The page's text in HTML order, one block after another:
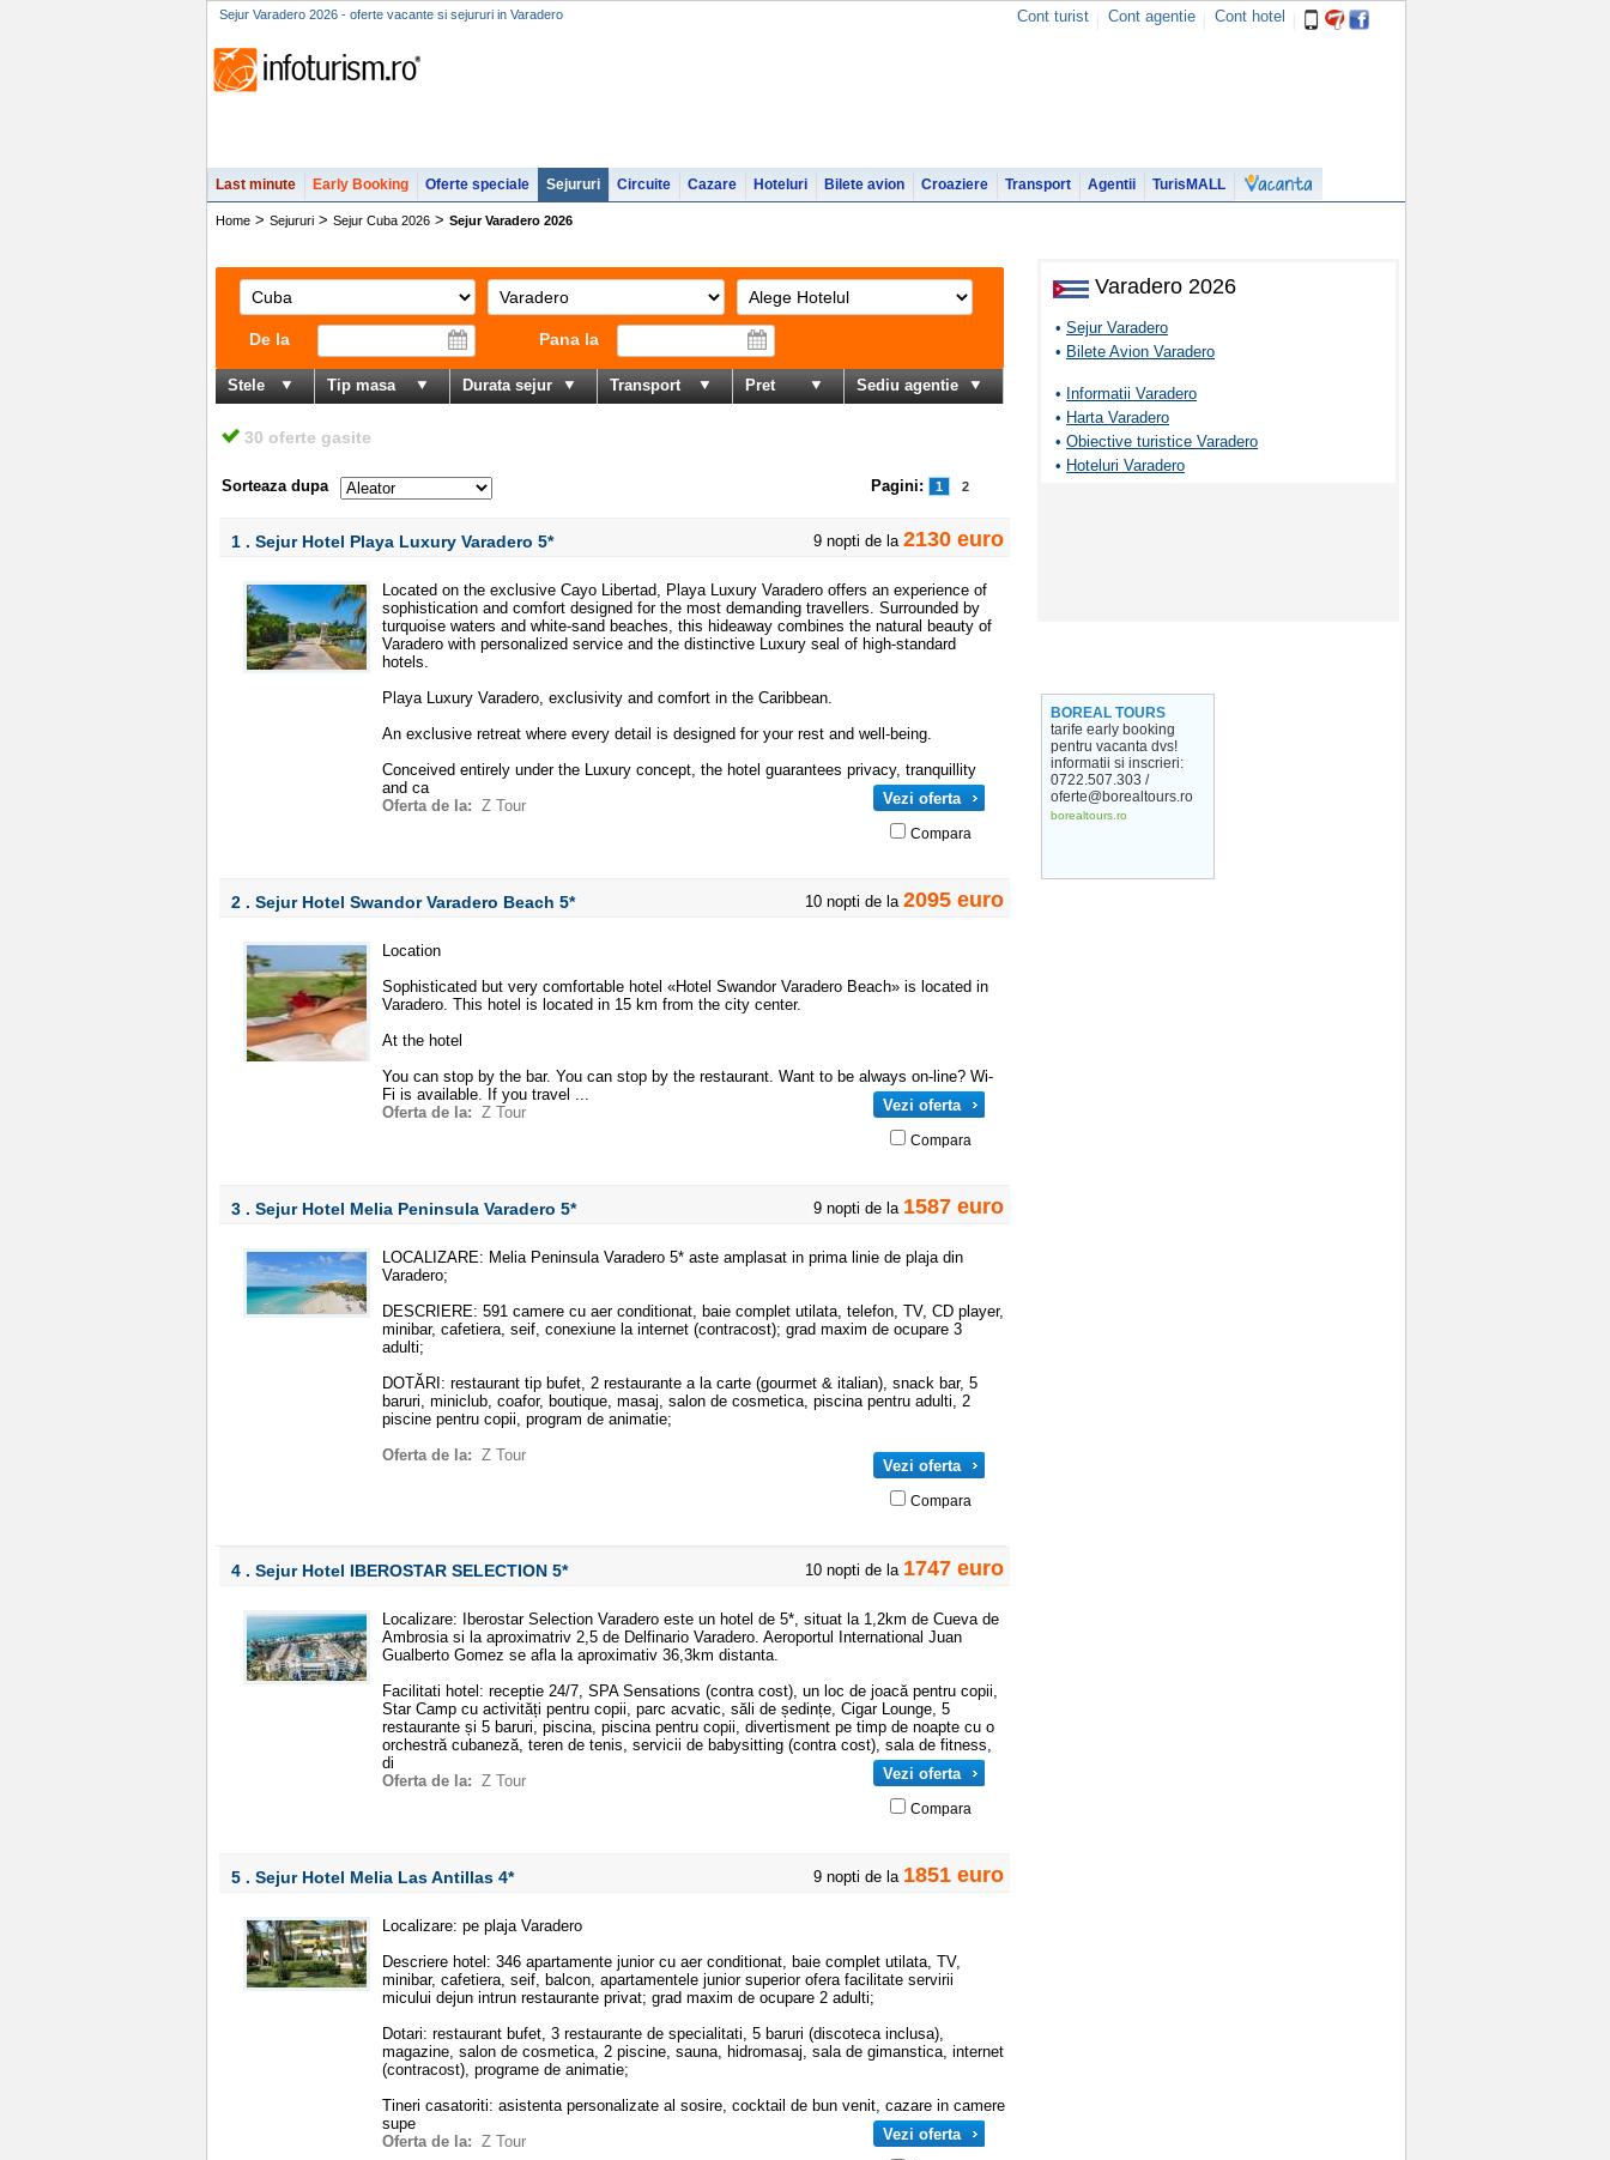
Sejur Varadero 2026 - oferte vacante si sejururi in Varadero Cont turist Cont agentie Cont hotel
Last minute Early Booking Oferte speciale Sejururi Circuite Cazare Hoteluri Bilete avion Croaziere Transport Agentii TurisMALL
Home > Sejururi > Sejur Cuba 2026 > Sejur Varadero 2026
De la Pana la
Stele Tip masa Durata sejur Transport Pret Sediu agentie
30 oferte gasite
Sorteaza dupa Pagini: 1 2
1 . Sejur Hotel Playa Luxury Varadero 5* 9 nopti de la 2130 euro
Located on the exclusive Cayo Libertad, Playa Luxury Varadero offers an experience of
sophistication and comfort designed for the most demanding travellers. Surrounded by
turquoise waters and white-sand beaches, this hideaway combines the natural beauty of
Varadero with personalized service and the distinctive Luxury seal of high-standard
hotels.
Playa Luxury Varadero, exclusivity and comfort in the Caribbean.
An exclusive retreat where every detail is designed for your rest and well-being.
Conceived entirely under the Luxury concept, the hotel guarantees privacy, tranquillity
and ca
Vezi oferta
Compara
Oferta de la: Z Tour
2 . Sejur Hotel Swandor Varadero Beach 5* 10 nopti de la 2095 euro
Location
Sophisticated but very comfortable hotel «Hotel Swandor Varadero Beach» is located in
Varadero. This hotel is located in 15 km from the city center.
At the hotel
You can stop by the bar. You can stop by the restaurant. Want to be always on-line? Wi-
Fi is available. If you travel ...
Vezi oferta
Compara
Oferta de la: Z Tour
3 . Sejur Hotel Melia Peninsula Varadero 5* 9 nopti de la 1587 euro
LOCALIZARE: Melia Peninsula Varadero 5* aste amplasat in prima linie de plaja din
Varadero;
DESCRIERE: 591 camere cu aer conditionat, baie complet utilata, telefon, TV, CD player,
minibar, cafetiera, seif, conexiune la internet (contracost); grad maxim de ocupare 3
adulti;
DOTĂRI: restaurant tip bufet, 2 restaurante a la carte (gourmet & italian), snack bar, 5
baruri, miniclub, coafor, boutique, masaj, salon de cosmetica, piscina pentru adulti, 2
piscine pentru copii, program de animatie;
Vezi oferta
Compara
Oferta de la: Z Tour
4 . Sejur Hotel IBEROSTAR SELECTION 5* 10 nopti de la 1747 euro
Localizare: Iberostar Selection Varadero este un hotel de 5*, situat la 1,2km de Cueva de
Ambrosia si la aproximatriv 2,5 de Delfinario Varadero. Aeroportul International Juan
Gualberto Gomez se afla la aproximativ 36,3km distanta.
Facilitati hotel: receptie 24/7, SPA Sensations (contra cost), un loc de joacă pentru copii,
Star Camp cu activități pentru copii, parc acvatic, săli de ședințe, Cigar Lounge, 5
restaurante și 5 baruri, piscina, piscina pentru copii, divertisment pe timp de noapte cu o
orchestră cubaneză, teren de tenis, servicii de babysitting (contra cost), sala de fitness,
di
Vezi oferta
Compara
Oferta de la: Z Tour
5 . Sejur Hotel Melia Las Antillas 4* 9 nopti de la 1851 euro
Localizare: pe plaja Varadero
Descriere hotel: 346 apartamente junior cu aer conditionat, baie complet utilata, TV,
minibar, cafetiera, seif, balcon, apartamentele junior superior ofera facilitate servirii
micului dejun intrun restaurante privat; grad maxim de ocupare 2 adulti;
Dotari: restaurant bufet, 3 restaurante de specialitati, 5 baruri (discoteca inclusa),
magazine, salon de cosmetica, 2 piscine, sauna, hidromasaj, sala de gimanstica, internet
(contracost), programe de animatie;
Tineri casatoriti: asistenta personalizate al sosire, cocktail de bun venit, cazare in camere
supe
Vezi oferta
Oferta de la: Z Tour
Varadero 2026
• Sejur Varadero
• Bilete Avion Varadero
• Informatii Varadero
• Harta Varadero
• Obiective turistice Varadero
• Hoteluri Varadero
BOREAL TOURS
tarife early booking
pentru vacanta dvs!
informatii si inscrieri:
0722.507.303 /
oferte@borealtours.ro
borealtours.ro